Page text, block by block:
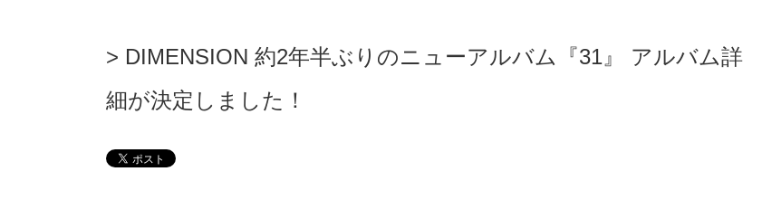
DIMENSION 約2年半ぶりのニューアルバム『31』 アルバム詳
細が決定しました！